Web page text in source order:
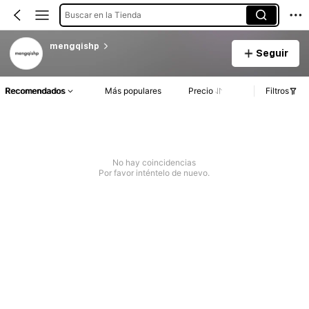
Buscar en la Tienda
mengqishp
Seguir
Recomendados Más populares Precio Filtros
No hay coincidencias
Por favor inténtelo de nuevo.